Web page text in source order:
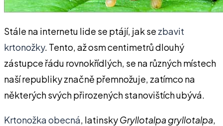
Stále na internetu lide se ptájí, jak se zbavit
krtonožky. Tento, až osm centimetrů dlouhý
zástupce řádu rovnokřídlých, se na různých místech
naší republiky značně přemnožuje, zatímco na
některých svých přirozených stanovištích ubývá.
Krtonožka obecná, latinskyGryllotalpa gryllotalpa,